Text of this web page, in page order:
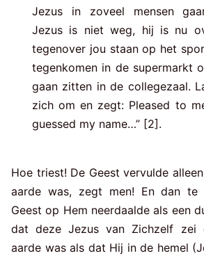
Jezus in zoveel mensen
Jezus is niet weg, hij is nu
tegenover jou staan op het
tegenkomen in de supermarkt
gaan zitten in de collegezaal.
zich om en zegt: Pleased to
guessed my name…” [2].
Hoe triest! De Geest vervulde
aarde was, zegt men! En dan te
Geest op Hem neerdaalde als een
dat deze Jezus van Zichzelf
aarde was als dat Hij in de hemel